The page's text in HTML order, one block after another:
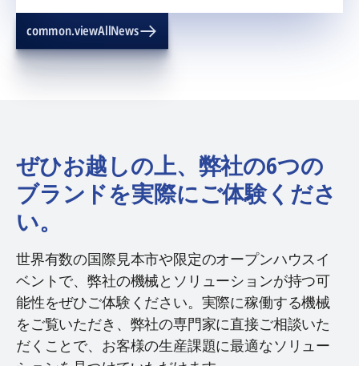
common.viewAllNews
ぜひお越しの上、弊社の6つの
ブランドを実際にご体験くださ
い。
世界有数の国際見本市や限定のオープンハウスイ
ベントで、弊社の機械とソリューションが持つ可
能性をぜひご体験ください。実際に稼働する機械
をご覧いただき、弊社の専門家に直接ご相談いた
だくことで、お客様の生産課題に最適なソリュー